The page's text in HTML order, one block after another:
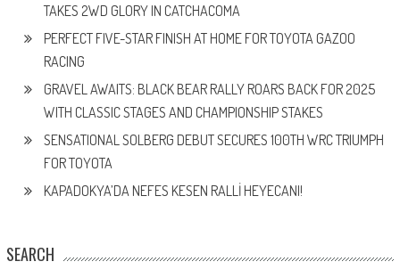
TAKES 2WD GLORY IN CATCHACOMA
PERFECT FIVE-STAR FINISH AT HOME FOR TOYOTA GAZOO
RACING
GRAVEL AWAITS: BLACK BEAR RALLY ROARS BACK FOR 2025
WITH CLASSIC STAGES AND CHAMPIONSHIP STAKES
SENSATIONAL SOLBERG DEBUT SECURES 100TH WRC TRIUMPH
FOR TOYOTA
KAPADOKYA’DA NEFES KESEN RALLİ HEYECANI!
SEARCH